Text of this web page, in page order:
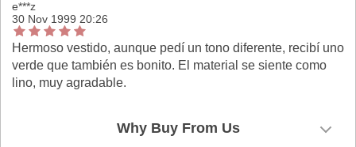
e***z
30 Nov 1999 20:26
Hermoso vestido, aunque pedí un tono diferente, recibí uno
verde que también es bonito. El material se siente como
lino, muy agradable.
Why Buy From Us